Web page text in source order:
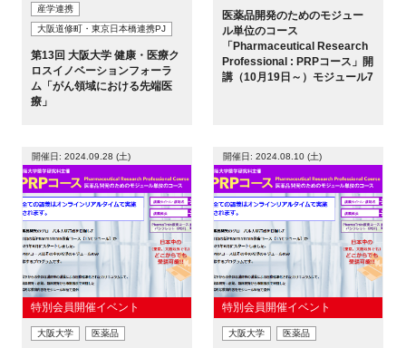
産学連携
大阪道修町・東京日本橋連携PJ
第13回 大阪大学 健康・医療ク
ロスイノベーションフォーラ
ム「がん領域における先端医
療」
医薬品開発のためのモジュー
ル単位のコース
「Pharmaceutical Research
Professional : PRPコース」開
講（10月19日～）モジュール7
開催日: 2024.09.28 (土)
特別会員開催イベント
大阪大学 医薬品
開催日: 2024.08.10 (土)
特別会員開催イベント
大阪大学 医薬品